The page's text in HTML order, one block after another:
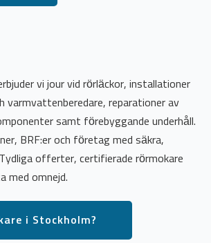
vi jour vid rörläckor, installationer
varmvattenberedare, reparationer av
samt förebyggande underhåll.
BRF:er och företag med säkra,
offerter, certifierade rörmokare
med omnejd.
i Stockholm?